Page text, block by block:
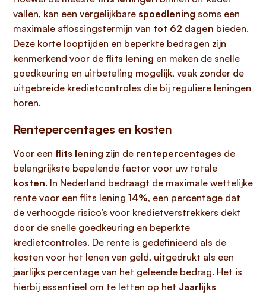
vallen, kan een vergelijkbare spoedlening soms een
maximale aflossingstermijn van tot 62 dagen bieden.
Deze korte looptijden en beperkte bedragen zijn
kenmerkend voor de flits lening en maken de snelle
goedkeuring en uitbetaling mogelijk, vaak zonder de
uitgebreide kredietcontroles die bij reguliere leningen
horen.
Rentepercentages en kosten
Voor een flits lening zijn de rentepercentages de
belangrijkste bepalende factor voor uw totale
kosten. In Nederland bedraagt de maximale wettelijke
rente voor een flits lening 14%, een percentage dat
de verhoogde risico’s voor kredietverstrekkers dekt
door de snelle goedkeuring en beperkte
kredietcontroles. De rente is gedefinieerd als de
kosten voor het lenen van geld, uitgedrukt als een
jaarlijks percentage van het geleende bedrag. Het is
hierbij essentieel om te letten op het Jaarlijks